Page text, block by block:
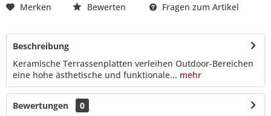
Merken Bewerten Fragen zum Artikel
Beschreibung
Keramische Terrassenplatten verleihen Outdoor-Bereichen
eine hohe ästhetische und funktionale... mehr
Bewertungen
0